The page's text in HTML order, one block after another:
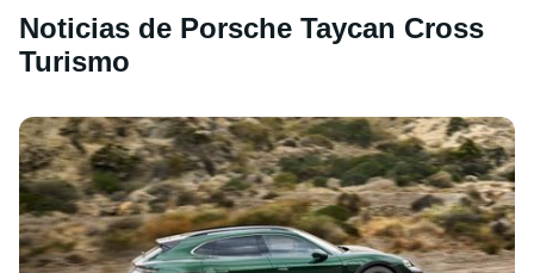
Noticias de Porsche Taycan Cross
Turismo